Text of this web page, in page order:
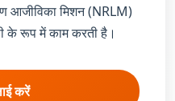
आजीविका मिशन (NRLM)
के रूप में काम करती है।
करें